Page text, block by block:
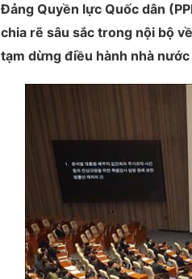
Đảng Quyền lực Quốc dân
chia rẽ sâu sắc trong nội bộ
tạm dừng điều hành nhà